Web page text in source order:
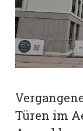
Türen im